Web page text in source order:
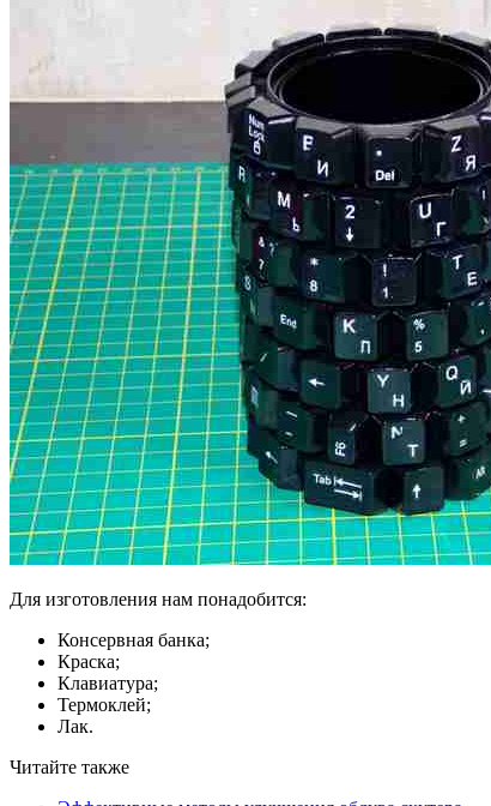
Для изготовления нам понадобится:
Консервная банка;
Краска;
Клавиатура;
Термоклей;
Лак.
Читайте также